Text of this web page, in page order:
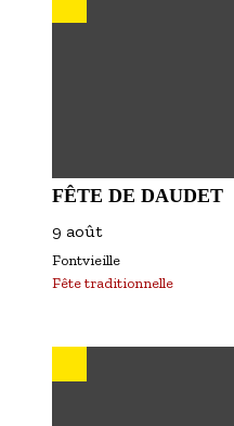
FÊTE DE DAUDET
9 août
Fontvieille
Fête traditionnelle